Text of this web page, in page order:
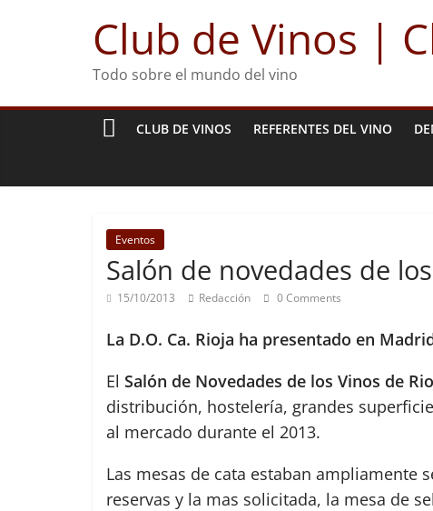
Club de Vinos |
Todo sobre el mundo del vino
CLUB DE VINOS REFERENTES DEL VINO
Eventos
Salón de novedades de
15/10/2013 Redacción 0 Comments
La D.O. Ca. Rioja ha presentado en
El Salón de Novedades de los Vinos de
distribución, hostelería, grandes
al mercado durante el 2013.
Las mesas de cata estaban ampliamente
reservas y la mas solicitada, la mesa de